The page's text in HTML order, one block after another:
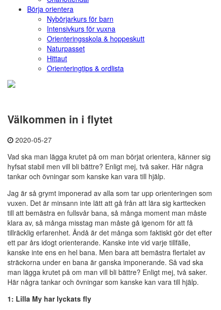
Börja orientera
Nybörjarkurs för barn
Intensivkurs för vuxna
Orienteringsskola & hoppeskutt
Naturpasset
Hittaut
Orienteringtips & ordlista
Välkommen in i flytet
2020-05-27
Vad ska man lägga krutet på om man börjat orientera, känner sig
hyfsat stabil men vill bli bättre? Enligt mej, två saker. Här några
tankar och övningar som kanske kan vara till hjälp.
Jag är så grymt imponerad av alla som tar upp orienteringen som
vuxen. Det är minsann inte lätt att gå från att lära sig karttecken
till att bemästra en fullsvår bana, så många moment man måste
klara av, så många misstag man måste gå igenom för att få
tillräcklig erfarenhet. Ändå är det många som faktiskt gör det efter
ett par års idogt orienterande. Kanske inte vid varje tillfälle,
kanske inte ens en hel bana. Men bara att bemästra flertalet av
sträckorna under en bana är ganska imponerande. Så vad ska
man lägga krutet på om man vill bli bättre? Enligt mej, två saker.
Här några tankar och övningar som kanske kan vara till hjälp.
1: Lilla My har lyckats fly